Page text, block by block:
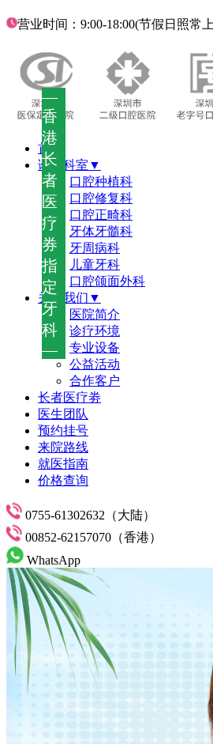
—
香
港
长
者
医
疗
券
指
定
牙
科
—
营业时间：9:00-18:00(节假日照常
首页
诊疗科室▼
口腔种植科
口腔修复科
口腔正畸科
牙体牙髓科
牙周病科
儿童牙科
口腔颌面外科
关于我们▼
医院简介
诊疗环境
专业设备
公益活动
合作客户
长者医疗劵
医生团队
预约挂号
来院路线
就医指南
价格查询
0755-61302632（大陆）
00852-62157070（香港）
WhatsApp